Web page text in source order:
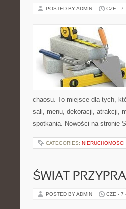
POSTED BY ADMIN CZE - 7
chaosu. To miejsce dla tych,
sali, menu, dekoracji, atrakcji,
spotkania. Nowości na stronie
CATEGORIES: NIERUCHOMOŚCI
ŚWIAT
POSTED BY ADMIN CZE - 7